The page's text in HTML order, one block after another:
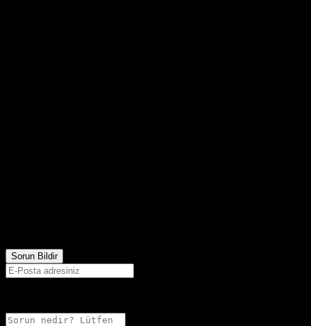
Sorun Bildir